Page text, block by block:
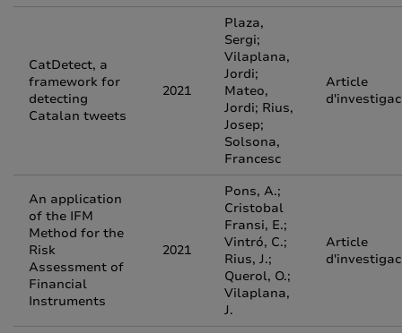
CatDetect, a
framework for
detecting
Catalan tweets
2021
Plaza,
Sergi;
Vilaplana,
Jordi;
Mateo,
Jordi; Rius,
Josep;
Solsona,
Francesc
Article
An application
of the IFM
Method for the
Risk
Assessment of
Financial
Instruments
2021
Pons, A.;
Cristobal
Fransi, E.;
Vintró, C.;
Rius, J.;
Querol, O.;
Vilaplana,
J.
Article